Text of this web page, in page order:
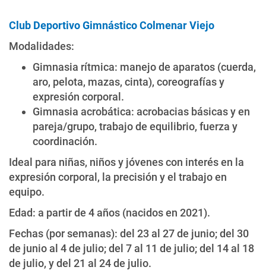
Club Deportivo Gimnástico Colmenar Viejo
Modalidades:
Gimnasia rítmica: manejo de aparatos (cuerda,
aro, pelota, mazas, cinta), coreografías y
expresión corporal.
Gimnasia acrobática: acrobacias básicas y en
pareja/grupo, trabajo de equilibrio, fuerza y
coordinación.
Ideal para niñas, niños y jóvenes con interés en la
expresión corporal, la precisión y el trabajo en
equipo.
Edad: a partir de 4 años (nacidos en 2021).
Fechas (por semanas): del 23 al 27 de junio; del 30
de junio al 4 de julio; del 7 al 11 de julio; del 14 al 18
de julio, y del 21 al 24 de julio.